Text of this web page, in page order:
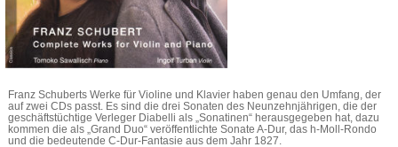
Franz Schuberts Werke für Violine und Klavier haben genau den Umfang, der
auf zwei CDs passt. Es sind die drei Sonaten des Neunzehnjährigen, die der
geschäftstüchtige Verleger Diabelli als „Sonatinen“ herausgegeben hat, dazu
kommen die als „Grand Duo“ veröffentlichte Sonate A-Dur, das h-Moll-Rondo
und die bedeutende C-Dur-Fantasie aus dem Jahr 1827.